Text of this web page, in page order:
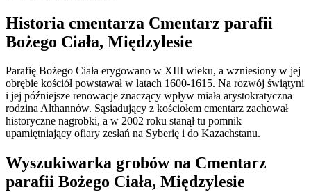
Historia cmentarza Cmentarz parafii
Bożego Ciała, Międzylesie
Parafię Bożego Ciała erygowano w XIII wieku, a wzniesiony w jej
obrębie kościół powstawał w latach 1600-1615. Na rozwój świątyni
i jej późniejsze renowacje znaczący wpływ miała arystokratyczna
rodzina Althannów. Sąsiadujący z kościołem cmentarz zachował
historyczne nagrobki, a w 2002 roku stanął tu pomnik
upamiętniający ofiary zesłań na Syberię i do Kazachstanu.
Wyszukiwarka grobów na Cmentarz
parafii Bożego Ciała, Międzylesie